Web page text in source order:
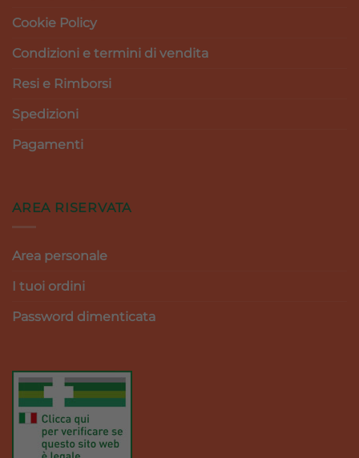
Cookie Policy
Condizioni e termini di vendita
Resi e Rimborsi
Spedizioni
Pagamenti
AREA RISERVATA
Area personale
I tuoi ordini
Password dimenticata